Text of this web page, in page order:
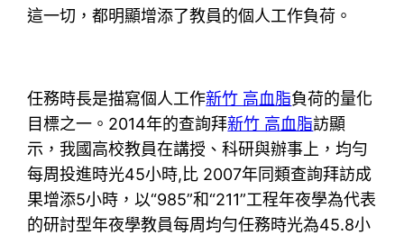
這一切，都明顯增添了教員的個人工作負荷。
任務時長是描寫個人工作新竹 高血脂負荷的量化
目標之一。2014年的查詢拜新竹 高血脂訪顯
示，我國高校教員在講授、科研與辦事上，均勻
每周投進時光45小時,比 2007年同類查詢拜訪成
果增添5小時，以“985”和“211”工程年夜學為代表
的研討型年夜學教員每周均勻任務時光為45.8小